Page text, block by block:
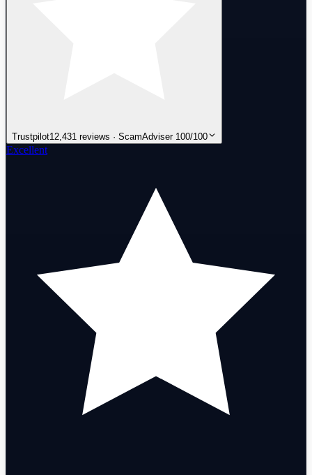
Trustpilot12,431 reviews · ScamAdviser 100/100
Excellent